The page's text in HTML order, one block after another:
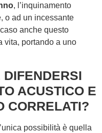
, l’inquinamento
o ad un incessante
anche questo
vita, portando a uno
ACUSTICO E
CORRELATI?
possibilità è quella